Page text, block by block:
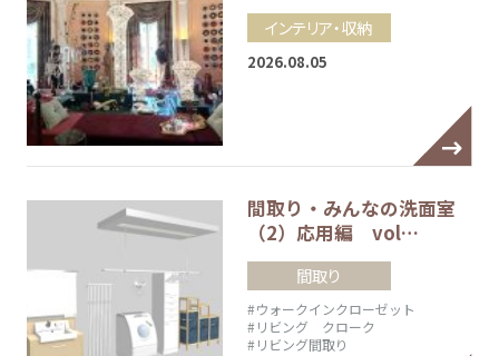
インテリア・収納
2026.08.05
間取り・みんなの洗面室
（2）応用編 vol…
間取り
#ウォークインクローゼット
#リビング クローク
#リビング間取り